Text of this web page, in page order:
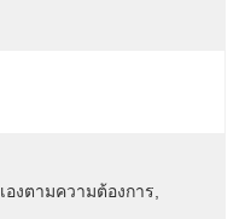
องตามความต้องการ